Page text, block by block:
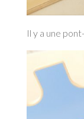
Il y a une